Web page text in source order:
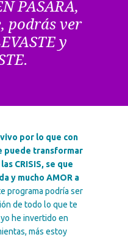
PASARÁ,
podrás ver
y
por lo que con
puede transformar
CRISIS, se que
y mucho AMOR a
programa podría ser
de todo lo que te
he invertido en
más estoy